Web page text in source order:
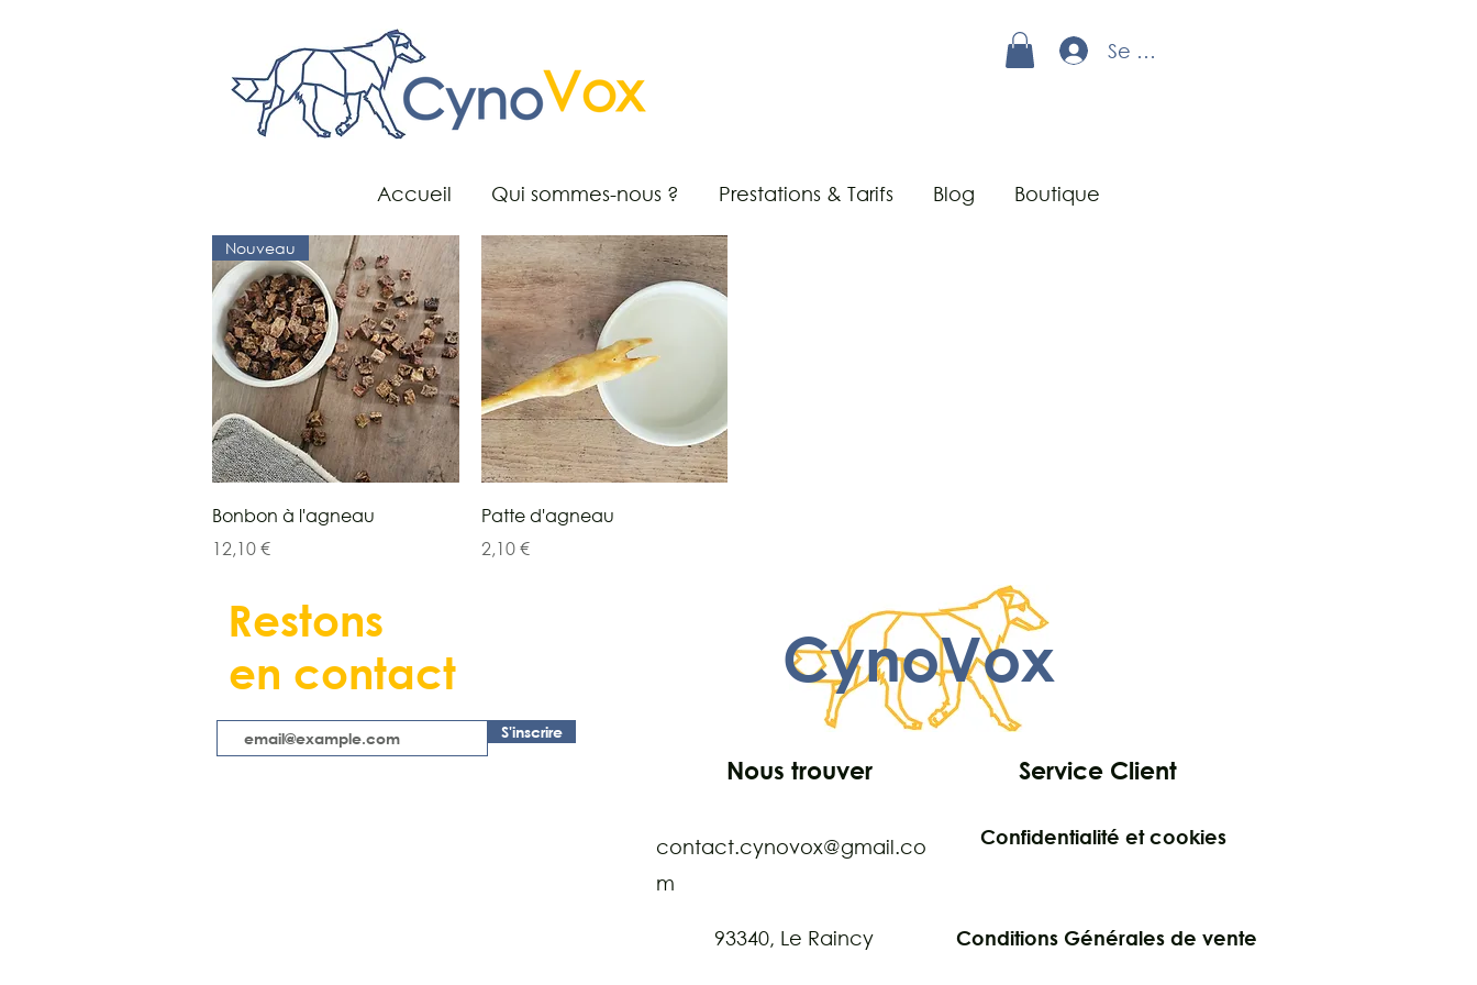
Se connecter
Accueil Qui sommes-nous ? Prestations & Tarifs Blog Boutique
Aperçu rapide
Nouveau
Bonbon à l'agneau
Prix
12,10 €
Aperçu rapide
Patte d'agneau
Prix
2,10 €
Restons
en contact
S'inscrire
CynoVox
Nous trouver Service Client
contact.cynovox@gmail.co
m
93340, Le Raincy
Confidentialité et cookies
Conditions Générales de vente